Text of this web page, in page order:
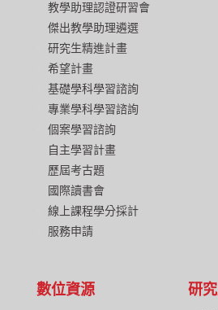
教學助理認證研習會
傑出教學助理遴選
研究生精進計畫
希望計畫
基礎學科學習諮詢
專業學科學習諮詢
個案學習諮詢
自主學習計畫
歷屆考古題
國際讀書會
線上課程學分採計
服務申請
數位資源 研